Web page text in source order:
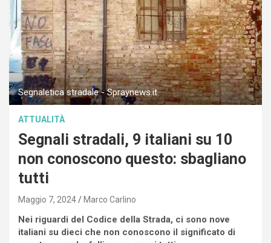
Segnaletica stradale - Spraynews.it
ATTUALITÀ
Segnali stradali, 9 italiani su 10
non conoscono questo: sbagliano
tutti
Maggio 7, 2024 Marco Carlino
Nei riguardi del Codice della Strada, ci sono nove
italiani su dieci che non conoscono il significato di